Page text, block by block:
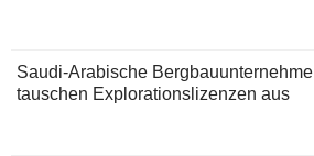
Saudi-Arabische
tauschen Explorationslizenzen aus